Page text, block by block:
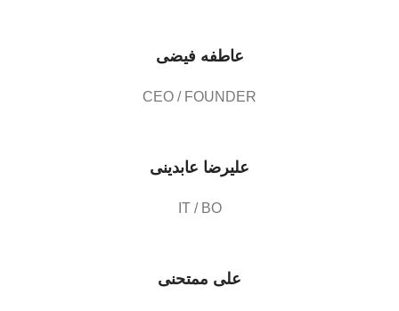
عاطفه فیضی
CEO / FOUNDER
علیرضا عابدینی
IT / BO
علی ممتحنی